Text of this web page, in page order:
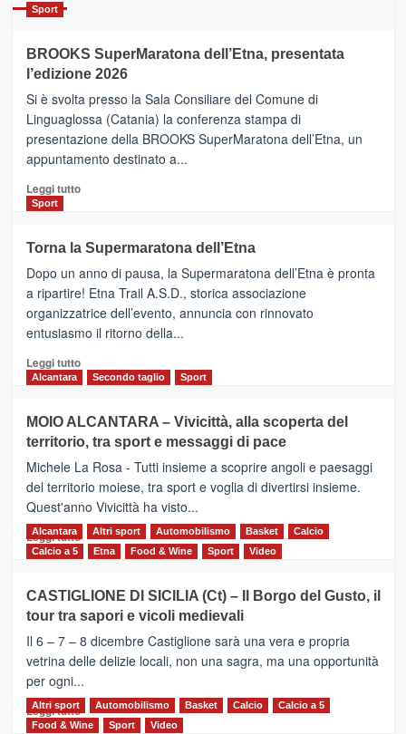
con
la
Al
via
i
collegamenti
Sport
BROOKS SuperMaratona dell’Etna, presentata
l’edizione 2026
Si è svolta presso la Sala Consiliare del Comune di
Linguaglossa (Catania) la conferenza stampa di
presentazione della BROOKS SuperMaratona dell’Etna, un
appuntamento destinato a...
Leggi tuttoLeggi
BROOKS
SuperMaratona
dell’Etna,
presentata
l’edizione
2026
Sport
Torna la Supermaratona dell’Etna
Dopo un anno di pausa, la Supermaratona dell’Etna è pronta
a ripartire! Etna Trail A.S.D., storica associazione
organizzatrice dell’evento, annuncia con rinnovato
entusiasmo il ritorno della...
Leggi tuttoLeggi
Torna
la
Supermaratona
dell’Etna
Alcantara Secondo taglio Sport
MOIO ALCANTARA – Vivicittà, alla scoperta del
territorio, tra sport e messaggi di pace
Michele La Rosa - Tutti insieme a scoprire angoli e paesaggi
del territorio moiese, tra sport e voglia di divertirsi insieme.
Quest'anno Vivicittà ha visto...
Leggi tutto Leggi
MOIO
ALCANTARA
–
Vivicittà,
alla
scoperta
del
territorio,
Alcantara Altri sport Automobilismo Basket
Calcio
Calcio a 5
Etna Food & Wine Sport Video
CASTIGLIONE DI SICILIA (Ct) – Il Borgo del Gusto, il
tour tra sapori e vicoli medievali
Il 6 – 7 – 8 dicembre Castiglione sarà una vera e propria
vetrina delle delizie locali, non una sagra, ma una opportunità
per ogni...
Leggi tuttoLeggi
di
Altri sport Automobilismo Basket Calcio
Calcio a 5
Food & Wine
Sport Video